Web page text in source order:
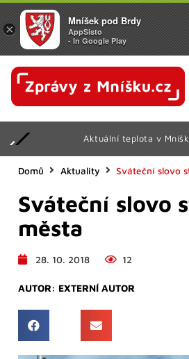
Aktuální teplota v
Domů Aktuality Sváteční slovo
Sváteční slovo
města
28. 10. 2018 12
AUTOR: EXTERNÍ AUTOR
×
Mníšek pod Brdy
AppSisto
- In Google Play